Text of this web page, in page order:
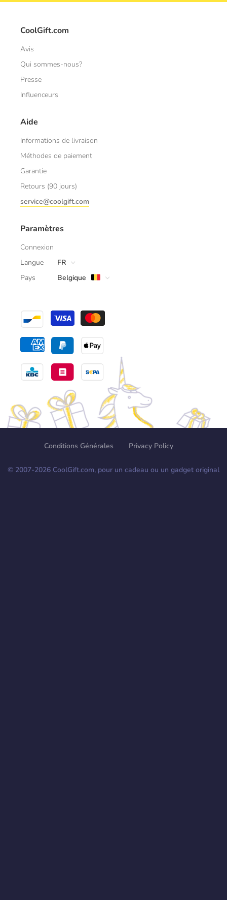
CoolGift.com
Avis
Qui sommes-nous?
Presse
Influenceurs
Aide
Informations de livraison
Méthodes de paiement
Garantie
Retours (90 jours)
service@coolgift.com
Paramètres
Connexion
Langue
FR
Pays
Belgique
Conditions Générales Privacy Policy
© 2007-2026 CoolGift.com, pour un cadeau ou un gadget original